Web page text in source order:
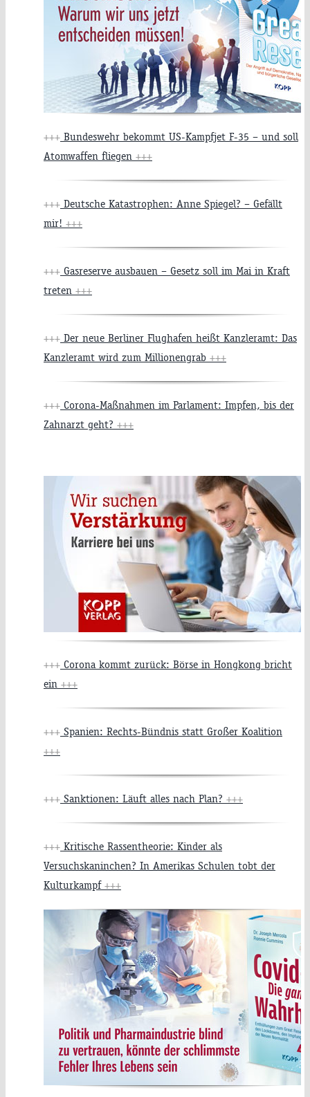
+++ Bundeswehr bekommt US-Kampfjet F-35 – und soll
Atomwaffen fliegen +++
+++ Deutsche Katastrophen: Anne Spiegel? – Gefällt
mir! +++
+++ Gasreserve ausbauen – Gesetz soll im Mai in Kraft
treten +++
+++ Der neue Berliner Flughafen heißt Kanzleramt: Das
Kanzleramt wird zum Millionengrab +++
+++ Corona-Maßnahmen im Parlament: Impfen, bis der
Zahnarzt geht? +++
+++ Corona kommt zurück: Börse in Hongkong bricht
ein +++
+++ Spanien: Rechts-Bündnis statt Großer Koalition
+++
+++ Sanktionen: Läuft alles nach Plan? +++
+++ Kritische Rassentheorie: Kinder als
Versuchskaninchen? In Amerikas Schulen tobt der
Kulturkampf +++